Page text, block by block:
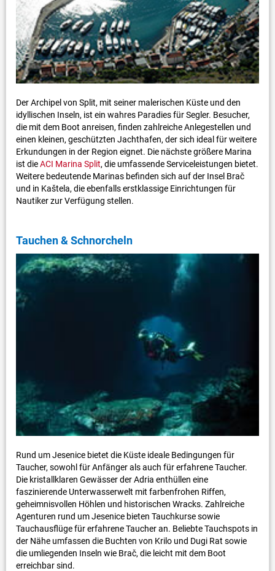
Der Archipel von Split, mit seiner malerischen Küste und den
idyllischen Inseln, ist ein wahres Paradies für Segler. Besucher,
die mit dem Boot anreisen, finden zahlreiche Anlegestellen und
einen kleinen, geschützten Jachthafen, der sich ideal für weitere
Erkundungen in der Region eignet. Die nächste größere Marina
ist dieACI Marina Split, die umfassende Serviceleistungen bietet.
Weitere bedeutende Marinas befinden sich auf der Insel Brač
und in Kaštela, die ebenfalls erstklassige Einrichtungen für
Nautiker zur Verfügung stellen.
Tauchen & Schnorcheln
Rund um Jesenice bietet die Küste ideale Bedingungen für
Taucher, sowohl für Anfänger als auch für erfahrene Taucher.
Die kristallklaren Gewässer der Adria enthüllen eine
faszinierende Unterwasserwelt mit farbenfrohen Riffen,
geheimnisvollen Höhlen und historischen Wracks. Zahlreiche
Agenturen rund um Jesenice bieten Tauchkurse sowie
Tauchausflüge für erfahrene Taucher an. Beliebte Tauchspots in
der Nähe umfassen die Buchten von Krilo und Dugi Rat sowie
die umliegenden Inseln wie Brač, die leicht mit dem Boot
erreichbar sind.